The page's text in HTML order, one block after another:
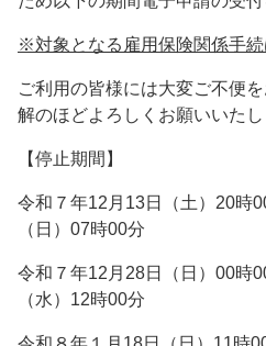
※対象となる雇用保険関係手続
ご利用の皆様には大変ご不便
解のほどよろしくお願いいたし
【停止期間】
令和７年12月13日（土）20時
（日）07時00分
令和７年12月28日（日）00時
（水）12時00分